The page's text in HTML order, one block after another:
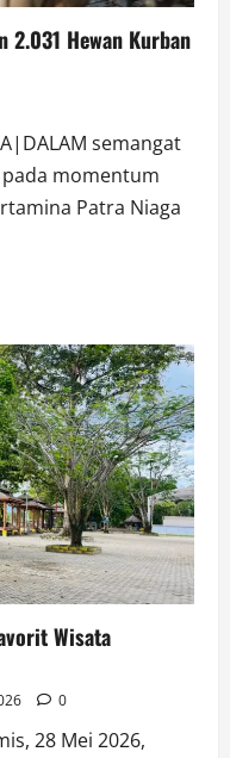
2.031 Hewan Kurban
semangat
momentum
Patra Niaga
Wisata
0
28 Mei 2026,